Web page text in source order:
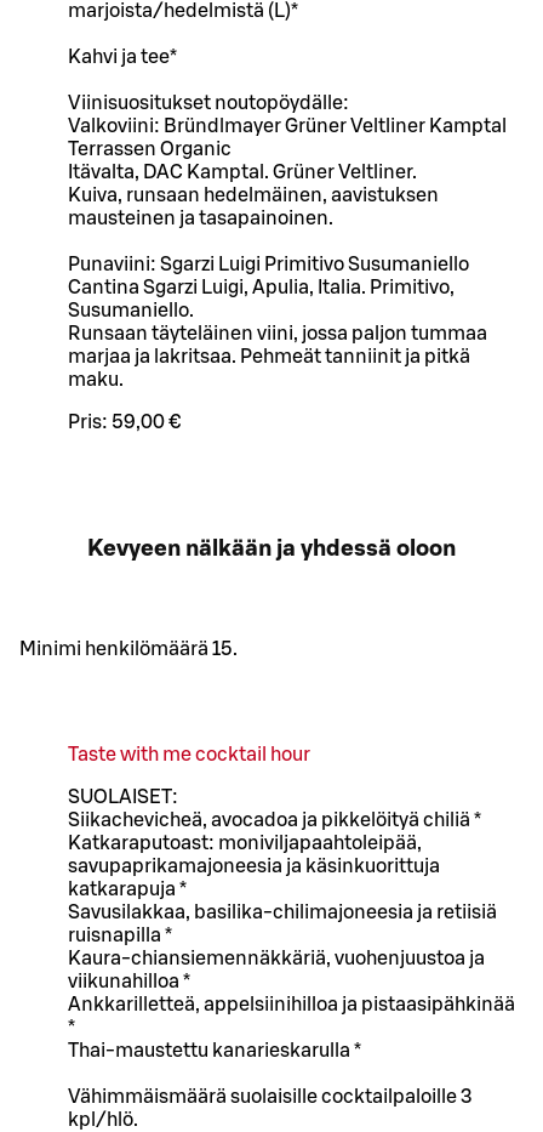
marjoista/hedelmistä (L)*
Kahvi ja tee*
Viinisuositukset noutopöydälle:
Valkoviini: Bründlmayer Grüner Veltliner Kamptal
Terrassen Organic
Itävalta, DAC Kamptal. Grüner Veltliner.
Kuiva, runsaan hedelmäinen, aavistuksen
mausteinen ja tasapainoinen.
Punaviini: Sgarzi Luigi Primitivo Susumaniello
Cantina Sgarzi Luigi, Apulia, Italia. Primitivo,
Susumaniello.
Runsaan täyteläinen viini, jossa paljon tummaa
marjaa ja lakritsaa. Pehmeät tanniinit ja pitkä
maku.
Pris: 59,00 €
Kevyeen nälkään ja yhdessä oloon
Minimi henkilömäärä 15.
Taste with me cocktail hour
SUOLAISET:
Siikachevicheä, avocadoa ja pikkelöityä chiliä *
Katkaraputoast: moniviljapaahtoleipää,
savupaprikamajoneesia ja käsinkuorittuja
katkarapuja *
Savusilakkaa, basilika-chilimajoneesia ja retiisiä
ruisnapilla *
Kaura-chiansiemennäkkäriä, vuohenjuustoa ja
viikunahilloa *
Ankkarilletteä, appelsiinihilloa ja pistaasipähkinää
*
Thai-maustettu kanarieskarulla *
Vähimmäismäärä suolaisille cocktailpaloille 3
kpl/hlö.